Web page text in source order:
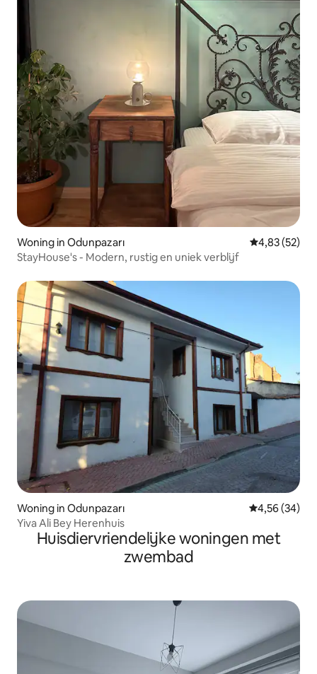
Woning in Odunpazarı Gemiddelde
4,83 (52)
StayHouse's - Modern, rustig en uniek verblijf
Woning in Odunpazarı Gemiddelde
4,56 (34)
Yiva Ali Bey Herenhuis
Huisdiervriendelijke woningen met
zwembad